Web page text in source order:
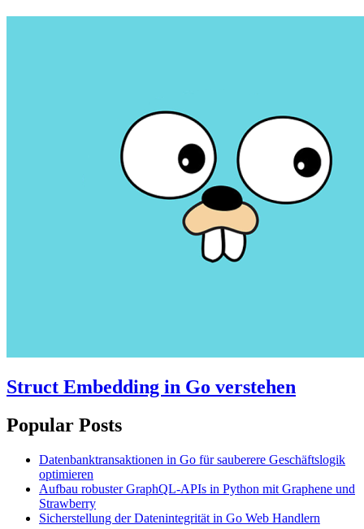
Struct Embedding in Go verstehen
Popular Posts
Datenbanktransaktionen in Go für sauberere Geschäftslogik
optimieren
Aufbau robuster GraphQL-APIs in Python mit Graphene und
Strawberry
Sicherstellung der Datenintegrität in Go Web Handlern